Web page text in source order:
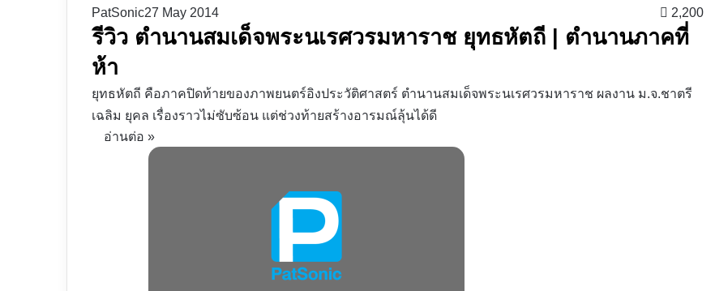
PatSonic27 May 2014 2,200
รีวิว ตำนานสมเด็จพระนเรศวรมหาราช ยุทธหัตถี | ตำนานภาคที่
ห้า
ยุทธหัตถี คือภาคปิดท้ายของภาพยนตร์อิงประวัติศาสตร์ ตำนานสมเด็จพระนเรศวรมหาราช ผลงาน ม.จ.ชาตรี
เฉลิม ยุคล เรื่องราวไม่ซับซ้อน แต่ช่วงท้ายสร้างอารมณ์ลุ้นได้ดี
อ่านต่อ »